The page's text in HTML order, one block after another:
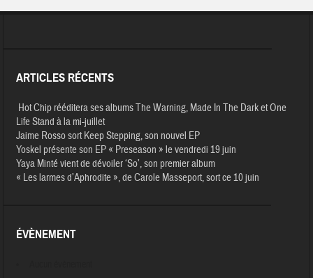
ARTICLES RÉCENTS
Hot Chip rééditera ses albums The Warning, Made In The Dark et One
Life Stand à la mi-juillet
Jaime Rosso sort Keep Stepping, son nouvel EP
Yoskel présente son EP « Preseason » le vendredi 19 juin
Yaya Minté vient de dévoiler ‘So’, son premier album
« Les larmes d’Aphrodite », de Carole Masseport, sort ce 10 juin
ÉVÈNEMENT